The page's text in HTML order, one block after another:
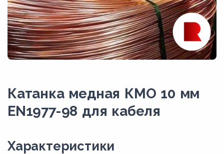
Катанка медная КМО 10 мм
EN1977-98 для кабеля
Xарактеристики